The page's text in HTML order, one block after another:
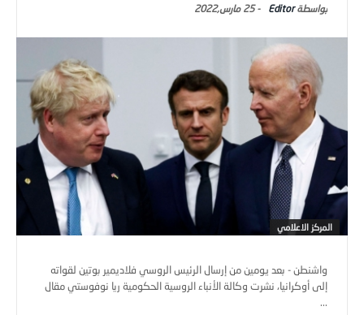
Editor
-25 مارس,2022
المركز الاعلامي
واشنطن - بعد يومين من إرسال الرئيس الروسي فلاديمير بوتين لقواته
إلى أوكرانيا، نشرت وكالة الأنباء الروسية الحكومية ريا نوفوستي مقال
...